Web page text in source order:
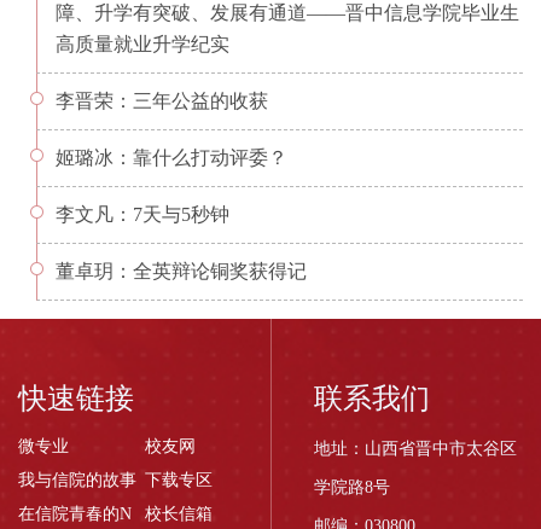
障、升学有突破、发展有通道——晋中信息学院毕业生
高质量就业升学纪实
李晋荣：三年公益的收获
姬璐冰：靠什么打动评委？
李文凡：7天与5秒钟
董卓玥：全英辩论铜奖获得记
快速链接
微专业
校友网
我与信院的故事 下载专区
在信院青春的N
校长信箱
联系我们
地址：山西省晋中市太谷区
学院路8号